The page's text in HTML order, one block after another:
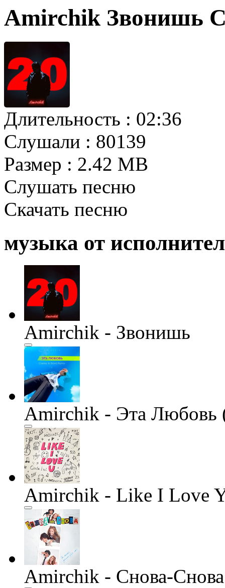
Amirchik Звонишь
Длительность : 02:36
Слушали : 80139
Размер : 2.42 MB
Слушать песню
Скачать песню
музыка от
Amirchik - Звонишь
Amirchik - Эта Любовь
Amirchik - Like I Love
Amirchik - Снова-